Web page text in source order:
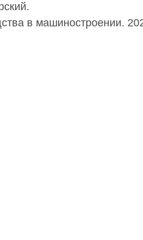
в машиностроении.